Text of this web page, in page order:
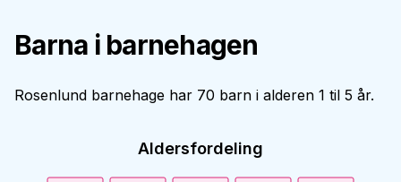
Barna i barnehagen
Rosenlund barnehage har 70 barn i alderen 1 til 5 år.
Aldersfordeling